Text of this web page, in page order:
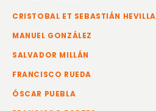
CRISTOBAL ET SEBASTIÁN HEVILLA
MANUEL GONZÁLEZ
SALVADOR MILLÁN
FRANCISCO RUEDA
ÓSCAR PUEBLA